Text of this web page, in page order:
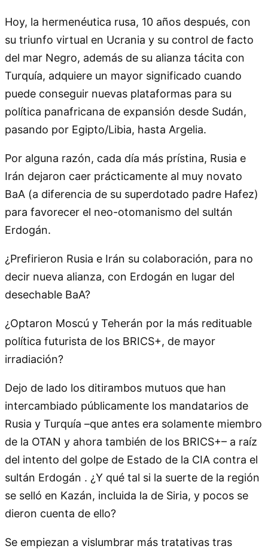
Hoy, la hermenéutica rusa, 10 años después, con
su triunfo virtual en Ucrania y su control de facto
del mar Negro, además de su alianza tácita con
Turquía, adquiere un mayor significado cuando
puede conseguir nuevas plataformas para su
política panafricana de expansión desde Sudán,
pasando por Egipto/Libia, hasta Argelia.
Por alguna razón, cada día más prístina, Rusia e
Irán dejaron caer prácticamente al muy novato
BaA (a diferencia de su superdotado padre Hafez)
para favorecer el neo-otomanismo del sultán
Erdogán.
¿Prefirieron Rusia e Irán su colaboración, para no
decir nueva alianza, con Erdogán en lugar del
desechable BaA?
¿Optaron Moscú y Teherán por la más redituable
política futurista de los BRICS+, de mayor
irradiación?
Dejo de lado los ditirambos mutuos que han
intercambiado públicamente los mandatarios de
Rusia y Turquía –que antes era solamente miembro
de la OTAN y ahora también de los BRICS+– a raíz
del intento del golpe de Estado de la CIA contra el
sultán Erdogán . ¿Y qué tal si la suerte de la región
se selló en Kazán, incluida la de Siria, y pocos se
dieron cuenta de ello?
Se empiezan a vislumbrar más tratativas tras